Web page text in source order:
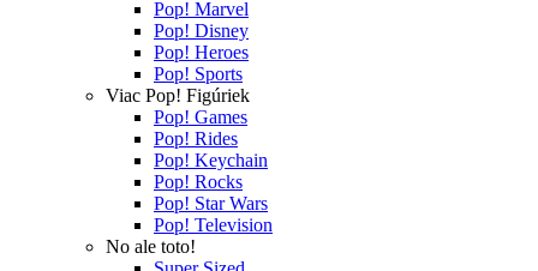
Pop! Marvel
Pop! Disney
Pop! Heroes
Pop! Sports
Viac Pop! Figúriek
Pop! Games
Pop! Rides
Pop! Keychain
Pop! Rocks
Pop! Star Wars
Pop! Television
No ale toto!